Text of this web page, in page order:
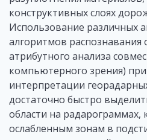
конструктивных слоях
Использование различных
алгоритмов распознавания
атрибутного анализа
компьютерного зрения)
интерпретации
достаточно быстро
области на радарограммах,
ослабленным зонам в